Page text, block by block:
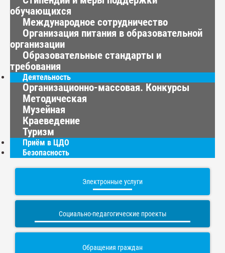
обучающихся
Международное сотрудничество
Организация питания в образовательной
организации
Образовательные стандарты и
требования
Деятельность
Организационно-массовая. Конкурсы
Методическая
Музейная
Краеведение
Туризм
Приём в ЦДО
Безопасность
Электронные услуги
Социально-педагогические проекты
Обращения граждан